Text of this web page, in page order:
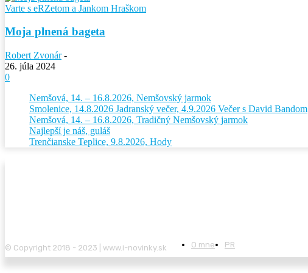
Varte s eRZetom a Jankom Hraškom
Moja plnená bageta
Robert Zvonár -
26. júla 2024
0
Nemšová, 14. – 16.8.2026, Nemšovský jarmok
Smolenice, 14.8.2026 Jadranský večer, 4.9.2026 Večer s David Bandom
Nemšová, 14. – 16.8.2026, Tradičný Nemšovský jarmok
Najlepší je náš, guláš
Trenčianske Teplice, 9.8.2026, Hody
© Copyright 2018 - 2023 | www.i-novinky.sk O mne PR